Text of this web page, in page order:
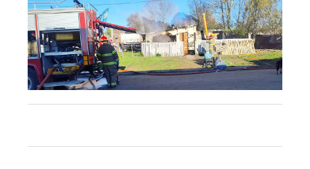
El
único
DIARIO